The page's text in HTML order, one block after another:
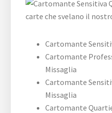
Cartomante
Cartomante
Missaglia
Cartomante
Missaglia
Cartomante